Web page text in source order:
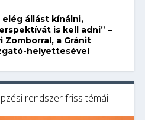
elég állást kínálni,
is kell adni” –
Zomborral, a Gránit
helyettesével
rendszer friss témái